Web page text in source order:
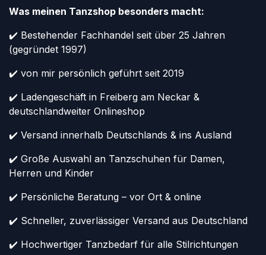
Was meinen Tanzshop besonders macht:
✔️ Bestehender Fachhandel seit über 25 Jahren
(gegründet 1997)
✔️ von mir persönlich geführt seit 2019
✔️ Ladengeschäft in Freiberg am Neckar &
deutschlandweiter Onlineshop
✔️ Versand innerhalb Deutschlands & ins Ausland
✔️ Große Auswahl an Tanzschuhen für Damen,
Herren und Kinder
✔️ Persönliche Beratung – vor Ort & online
✔️ Schneller, zuverlässiger Versand aus Deutschland
✔️ Hochwertiger Tanzbedarf für alle Stilrichtungen